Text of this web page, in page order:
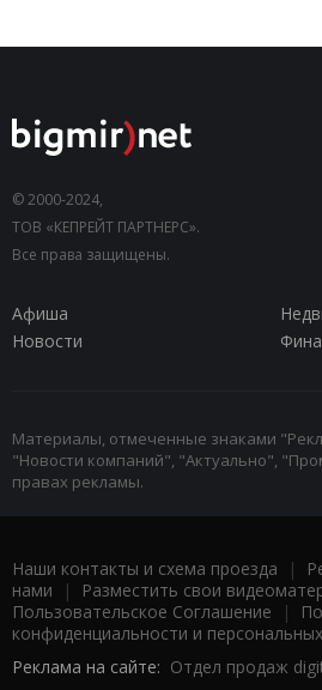
© 2000-2024,
ТОВ «КЕПРЕЙТ ПАРТНЕРС».
Все права защищены.
Афиша
Новости
Материалы, отмеченные знаками
"Новости компаний", "Актуально",
правах рекламы.
Наши контакты и схема проезда |
нами | Разместить свои
Пользовательское Соглашение |
конфиденциальности и
Реклама на сайте: Отдел продаж